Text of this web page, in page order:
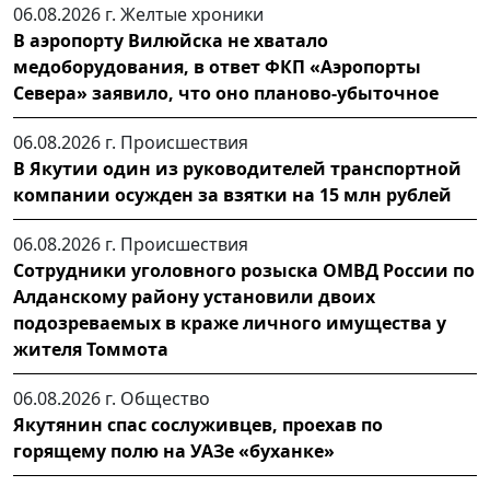
06.08.2026 г. Желтые хроники
В аэропорту Вилюйска не хватало
медоборудования, в ответ ФКП «Аэропорты
Севера» заявило, что оно планово-убыточное
06.08.2026 г. Происшествия
В Якутии один из руководителей транспортной
компании осужден за взятки на 15 млн рублей
06.08.2026 г. Происшествия
Сотрудники уголовного розыска ОМВД России по
Алданскому району установили двоих
подозреваемых в краже личного имущества у
жителя Томмота
06.08.2026 г. Общество
Якутянин спас сослуживцев, проехав по
горящему полю на УАЗе «буханке»